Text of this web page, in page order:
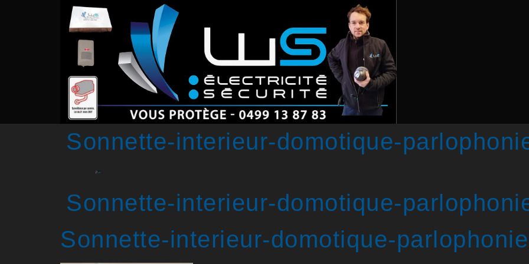
Sonnette-interieur-domotique-
Sonnette-interieur-domotique-
Sonnette-interieur-domotique-parlophonie